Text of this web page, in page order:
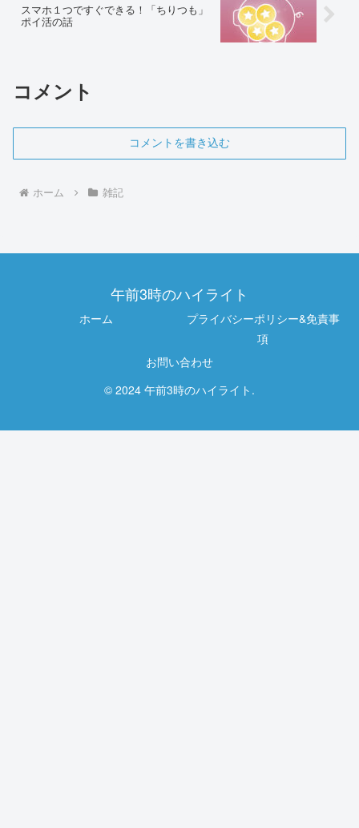
スマホ１つですぐできる！「ちりつも」
ポイ活の話
コメント
コメントを書き込む
ホーム 雑記
午前3時のハイライト
ホーム
プライバシーポリシー&免責事
項
お問い合わせ
© 2024 午前3時のハイライト.